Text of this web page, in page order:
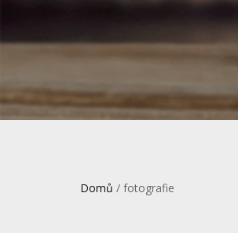
Domů / fotografie